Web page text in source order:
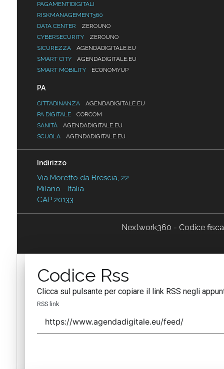
PAGAMENTIDIGITALI
RISKMANAGEMENT360
DATA CENTER
ZEROUNO
CYBERSECURITY
ZEROUNO
SICUREZZA
AGENDADIGITALE.EU
SMART CITY
AGENDADIGITALE.EU
SMART MOBILITY
ECONOMYUP
PA
CITTADINANZA
AGENDADIGITALE.EU
PA DIGITALE
CORCOM
SANITÀ
AGENDADIGITALE.EU
SCUOLA
AGENDADIGITALE.EU
Indirizzo
Via Moretto da Brescia, 22
Milano - Italia
CAP 20133
Nextwork360 - Codice
Codice Rss
Clicca sul pulsante per copiare il link RSS negli
RSS link